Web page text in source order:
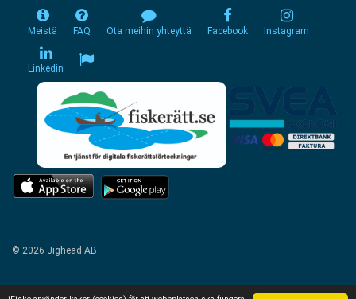
Meistä FAQ Ota meihin yhteyttä Facebook Instagram
Linkedin
© 2026 Jighead AB